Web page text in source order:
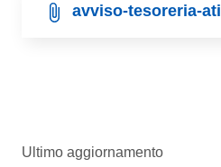
avviso-tesoreria-ati
Ultimo aggiornamento